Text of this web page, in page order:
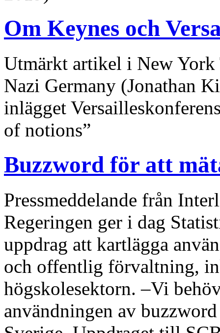
Om Keynes och
Utmärkt artikel i New York
Nazi Germany (Jonathan
inlägget
of notions”
Buzzword för att
Pressmeddelande från
Regeringen ger i dag
uppdrag att kartlägga
och offentlig förvaltning,
högskolesektorn. –Vi
användningen av